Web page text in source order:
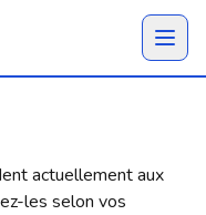
Ouvrir
actuellement aux
les selon vos